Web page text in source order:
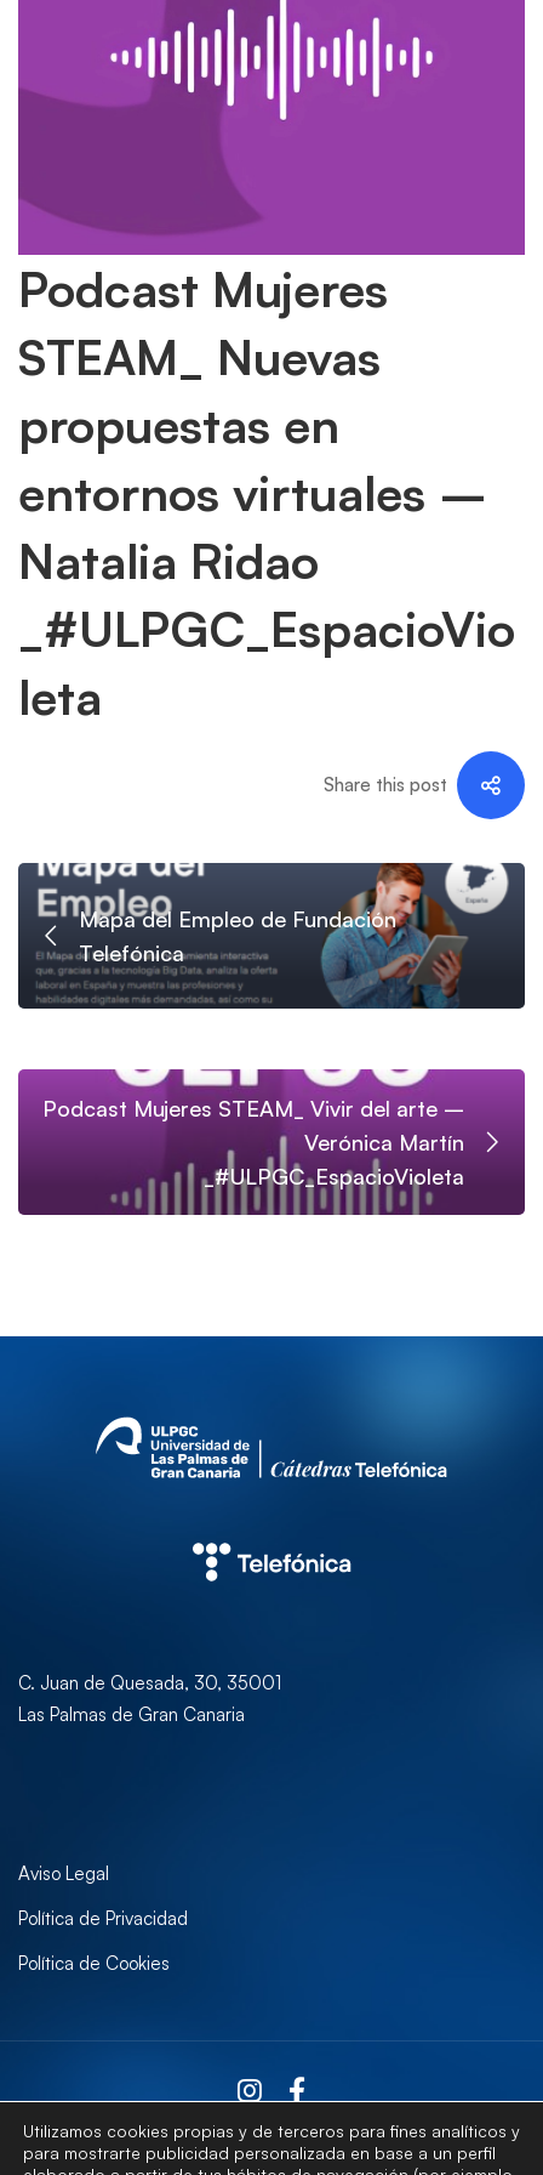
Podcast
Mujeres
STEAM_
Nuevas
propuestas
en
entornos
virtuales
–
_#ULPGC_EspacioVioleta
Podcast Mujeres
STEAM_ Nuevas
propuestas en
entornos virtuales –
Natalia Ridao
_#ULPGC_EspacioVio
leta
Share this post
Mapa del Empleo de Fundación
Telefónica
Podcast Mujeres STEAM_ Vivir del arte –
Verónica Martín
_#ULPGC_EspacioVioleta
C. Juan de Quesada, 30, 35001
Las Palmas de Gran Canaria
Aviso Legal
Política de Privacidad
Política de Cookies
Utilizamos cookies propias y de terceros para fines analíticos y
para mostrarte publicidad personalizada en base a un perfil